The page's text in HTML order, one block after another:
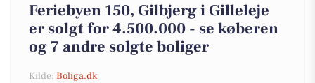
Feriebyen 150, Gilbjerg i Gilleleje
er solgt for 4.500.000 - se køberen
og 7 andre solgte boliger
Kilde: Boliga.dk